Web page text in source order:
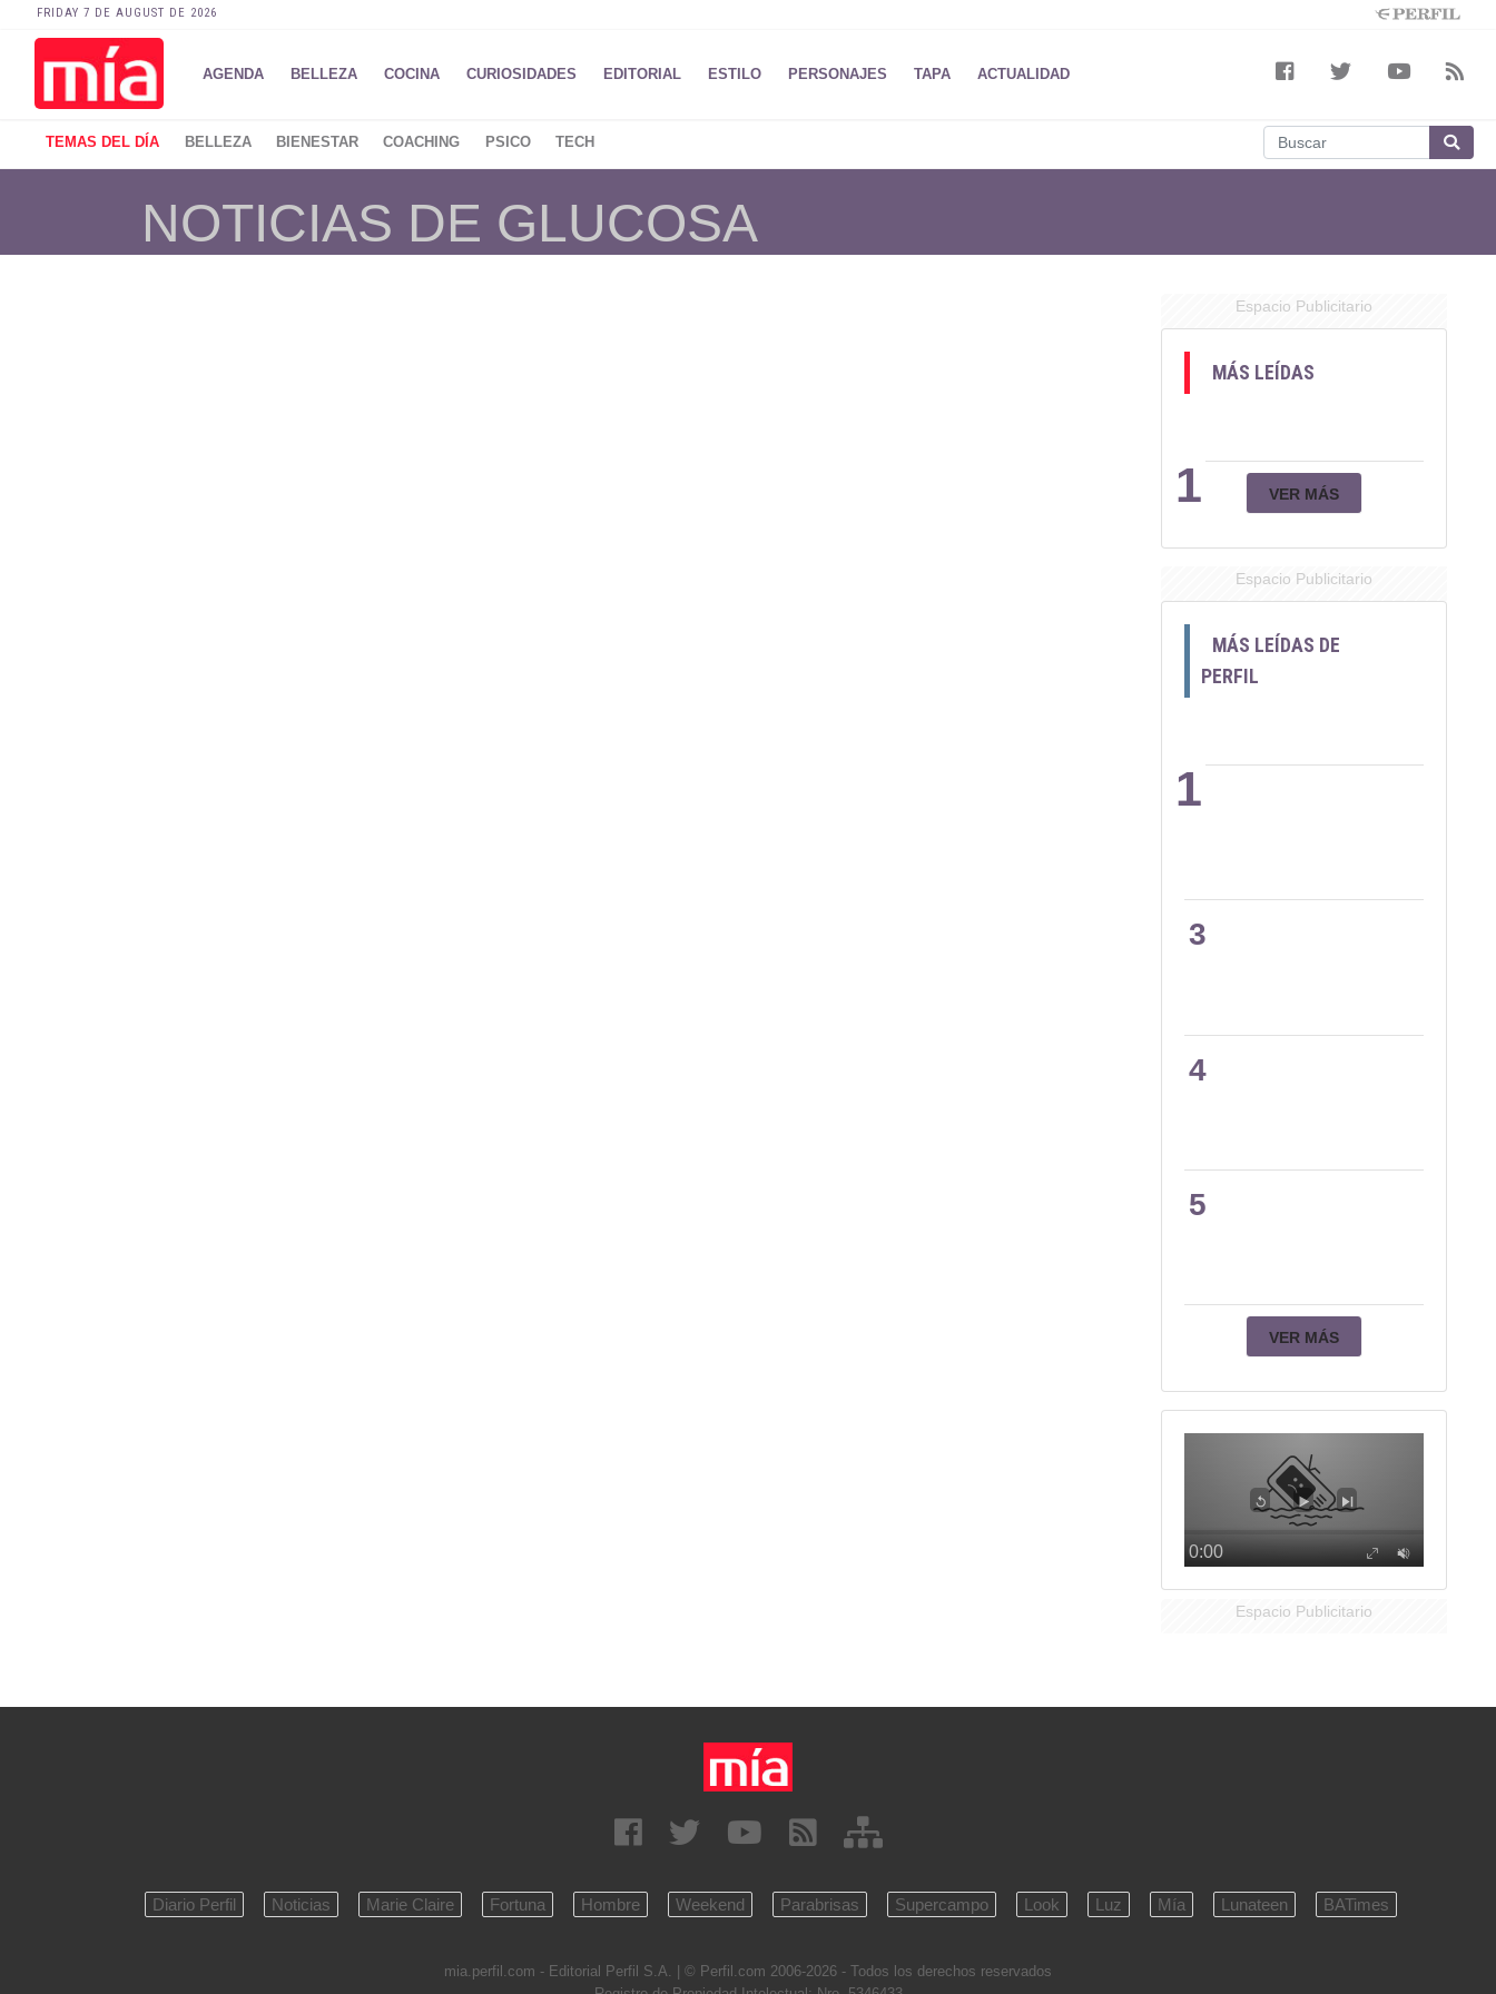
FRIDAY 7 DE AUGUST DE 2026
AGENDA BELLEZA COCINA CURIOSIDADES EDITORIAL ESTILO PERSONAJES TAPA ACTUALIDAD
TEMAS DEL DÍA BELLEZA BIENESTAR COACHING PSICO TECH
NOTICIAS DE GLUCOSA
Espacio Publicitario
MÁS LEÍDAS
1 VER MÁS
Espacio Publicitario
MÁS LEÍDAS DE
PERFIL
1
2
3
4
5
VER MÁS
Espacio Publicitario
Diario Perfil Noticias Marie Claire Fortuna Hombre Weekend Parabrisas Supercampo Look Luz Mía Lunateen BATimes
mia.perfil.com - Editorial Perfil S.A.
| © Perfil.com 2006-2026 - Todos los derechos reservados